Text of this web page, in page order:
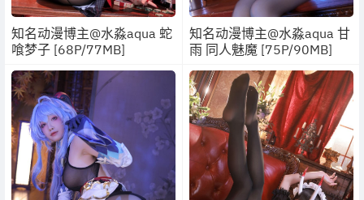
知名动漫博主@水淼aqua 蛇
喰梦子 [68P/77MB]
知名动漫博主@水淼aqua 甘
雨 同人魅魔 [75P/90MB]